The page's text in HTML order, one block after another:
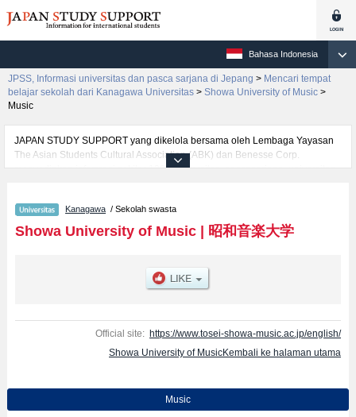
Bahasa Indonesia
JPSS, Informasi universitas dan pasca sarjana di Jepang > Mencari tempat
belajar sekolah dari Kanagawa Universitas > Showa University of Music >
Music
JAPAN STUDY SUPPORT yang dikelola bersama oleh Lembaga Yayasan
The Asian Students Cultural Association (ABK) dan Benesse Corp.
menyediakan informasi sekitar 1300 universitas, pascasarjana, universitas
informasi per fakultas seperti Fakultas Music, serta berbagai informasi yang
berguna bagi mahasiswa(i) mancanegara seperti kuota untuk jumlah
pendaftar dan jumlah kelulusan ujian masuk mahasiswa(i) mancanegara,
lainnya. Silakan memanfaatkannya.
Kanagawa / Sekolah swasta
Showa University of Music| 昭和音楽大学
Official site: https://www.tosei-showa-music.ac.jp/english/
Showa University of MusicKembali ke halaman utama
Music